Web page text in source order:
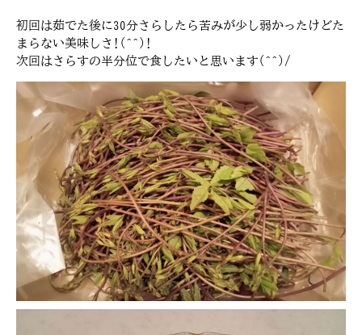
初回は茹でた後に30分さらしたら苦みが少し弱かったけどた
まらない美味しさ!(^^)!
次回はさらすの半分位で食したいと思います(^^)/